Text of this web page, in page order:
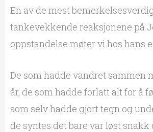
En av de mest
tankevekkende reaksjonene på
oppstandelse møter vi hos hans
De som hadde vandret sammen
år, de som hadde forlatt alt for å
som selv hadde gjort tegn og
de syntes det bare var løst